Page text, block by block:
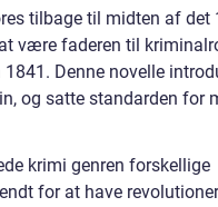
tilbage til midten af det
være faderen til
Denne novelle
og satte standarden for
krimi genren forskellige
for at have